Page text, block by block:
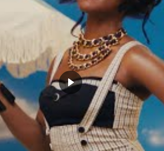
équipe de contenders, c’est bel et bien
en 7ème position. Ce genre de
montrer et de prouver qu’il peut apporter
encore le temps de jeu des uns et
avoir un vrai rôle à jouer dans la
pour montrer de quel bois il se
son temps de jeu par quatre et
de l’illustrer. A voir désormais si